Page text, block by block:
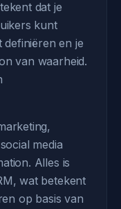
dat je
kunt
definiëren en je
van waarheid.
media
Alles is
wat betekent
op basis van